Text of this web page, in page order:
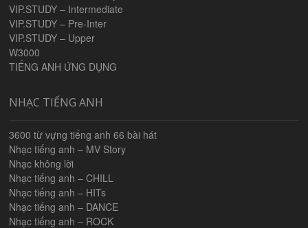
VIP.STUDY – Intermediate
VIP.STUDY – Pre-Inter
VIP.STUDY – Upper
W3000
TIẾNG ANH ỨNG DỤNG
NHẠC TIẾNG ANH
3600 từ vựng tiếng anh 66 bài hát
Nhạc tiếng anh – MV Story
Nhạc không lời
Nhạc tiếng anh – CHILL
Nhạc tiếng anh – HITs
Nhạc tiếng anh – DANCE
Nhạc tiếng anh – ROCK